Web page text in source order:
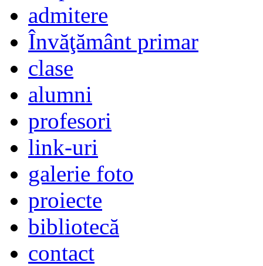
admitere
Învăţământ primar
clase
alumni
profesori
link-uri
galerie foto
proiecte
bibliotecă
contact